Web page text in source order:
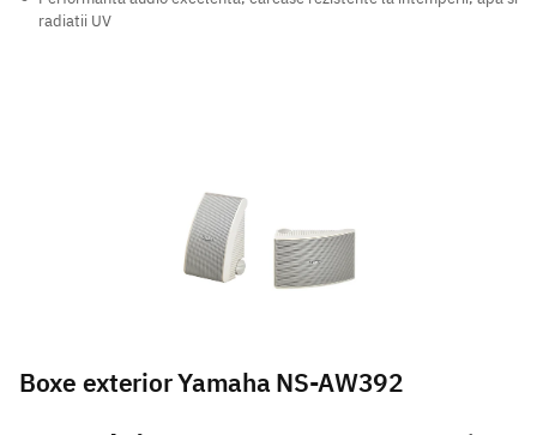
radiatii UV
Boxe exterior Yamaha NS-AW392